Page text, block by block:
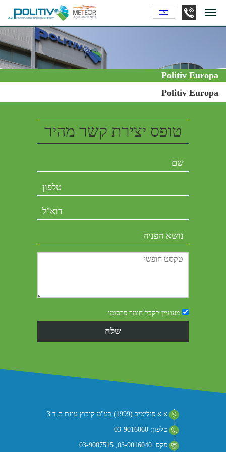
Politiv Europa
Politiv Europa
טופס יצירת קשר מהיר
מעוניין לקבל חומר פרסומי
א.א פוליטיב (1999) בע"מ קיבוץ עינת ת.ד 3
טלפון: 03-9016060
פקס: 03-9016040, 03-9007515